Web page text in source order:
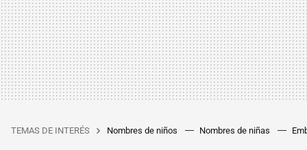
TEMAS DE INTERÉS Nombres de niños Nombres de niñas